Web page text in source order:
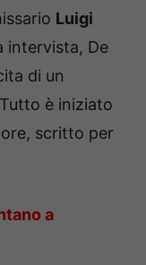
Luigi
intervista, De
di un
è iniziato
scritto per
a